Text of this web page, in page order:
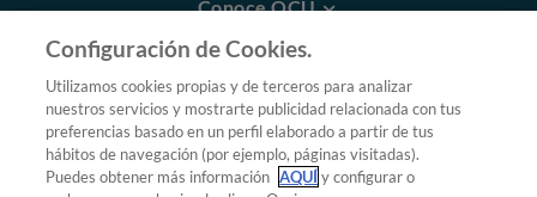
Conoce OCU
Más Información
© 2026 OCU
Condiciones generales de contratación de OCU
Política de privacidad
Configuración de Cookies.
Utilizamos cookies propias y de terceros para analizar
nuestros servicios y mostrarte publicidad relacionada con tus
preferencias basado en un perfil elaborado a partir de tus
hábitos de navegación (por ejemplo, páginas visitadas).
Puedes obtener más información AQUÍy configurar o